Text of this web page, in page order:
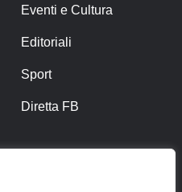
Eventi e Cultura
Editoriali
Sport
Diretta FB